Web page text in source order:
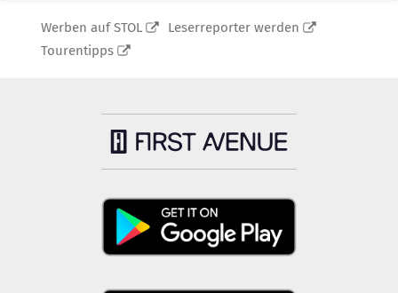
Werben auf STOL
Leserreporter werden
Tourentipps